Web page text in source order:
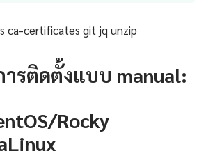
certificates git jq unzip
รติดตั้งแบบ manual:
Rocky